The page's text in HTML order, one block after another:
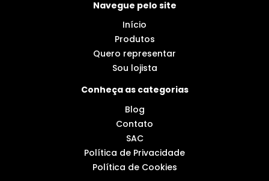
Navegue pelo site
Início
Produtos
Quero representar
Sou lojista
Conheça as categorias
Blog
Contato
SAC
Política de Privacidade
Política de Cookies